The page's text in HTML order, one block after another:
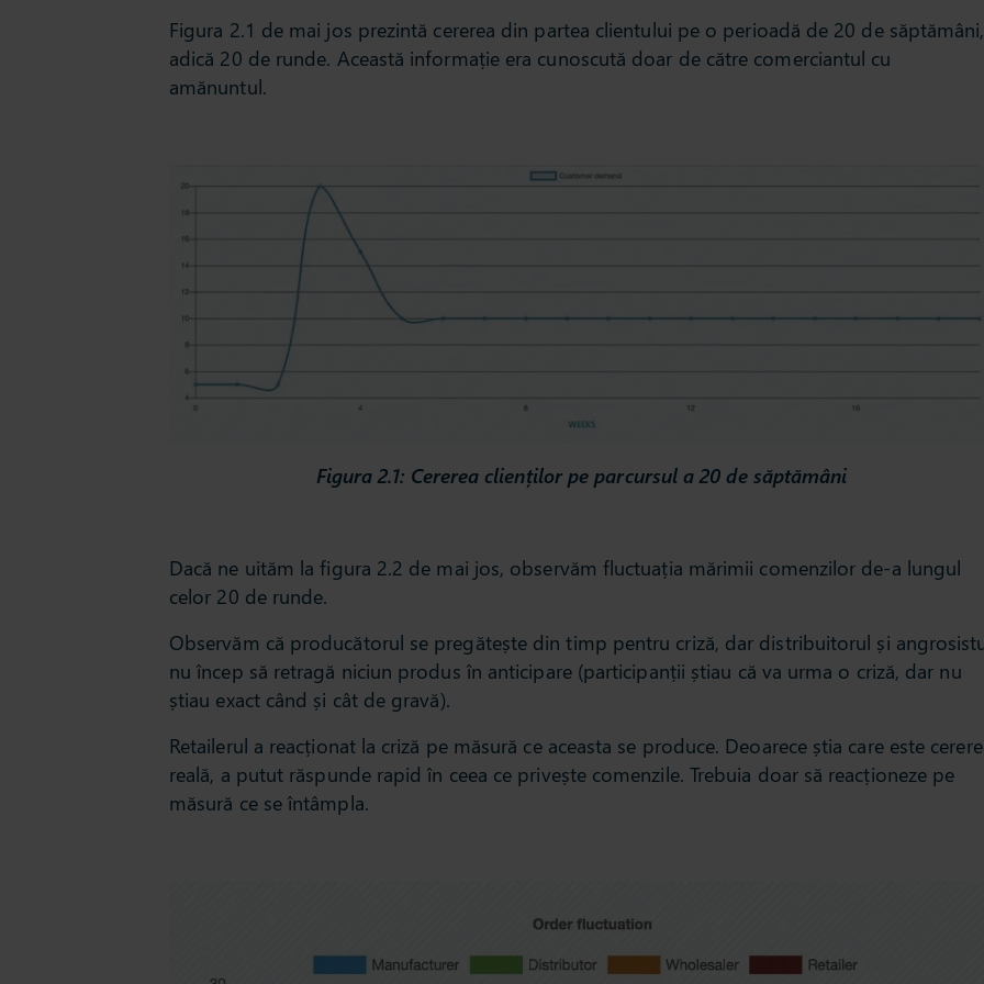
Figura 2.1 de mai jos prezintă cererea din partea clientului pe o perioadă de 20 de săptămâni,
adică 20 de runde. Această informație era cunoscută doar de către comerciantul cu
amănuntul.
Figura 2.1: Cererea clienților pe parcursul a 20 de săptămâni
Dacă ne uităm la figura 2.2 de mai jos, observăm fluctuația mărimii comenzilor de-a lungul
celor 20 de runde.
Observăm că producătorul se pregătește din timp pentru criză, dar distribuitorul și
nu încep să retragă niciun produs în anticipare (participanții știau că va urma o criză, dar nu
știau exact când și cât de gravă).
Retailerul a reacționat la criză pe măsură ce aceasta se produce. Deoarece știa care este
reală, a putut răspunde rapid în ceea ce privește comenzile. Trebuia doar să reacționeze pe
măsură ce se întâmpla.